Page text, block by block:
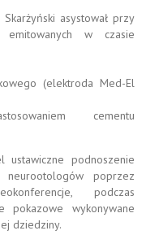
asystował przy
emitowanych w czasie
(elektroda Med-El
cementu
podnoszenie
poprzez
podczas
pokazowe wykonywane
dziedziny.